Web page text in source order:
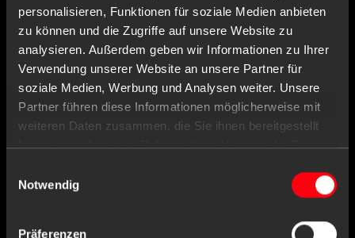
personalisieren, Funktionen für soziale Medien anbieten
zu können und die Zugriffe auf unsere Website zu
analysieren. Außerdem geben wir Informationen zu Ihrer
Verwendung unserer Website an unsere Partner für
soziale Medien, Werbung und Analysen weiter. Unsere
Partner führen diese Informationen möglicherweise mit
weiteren Daten zusammen, die Sie ihnen bereitgestellt
haben oder die sie im Rahmen Ihrer Nutzung der Dienste
Notwendig
Präferenzen